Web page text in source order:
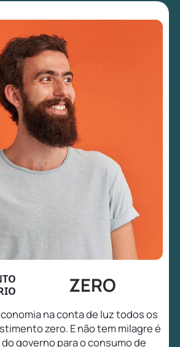
ZERO
na conta de luz todos os
zero. E não tem milagre é
governo para o consumo de